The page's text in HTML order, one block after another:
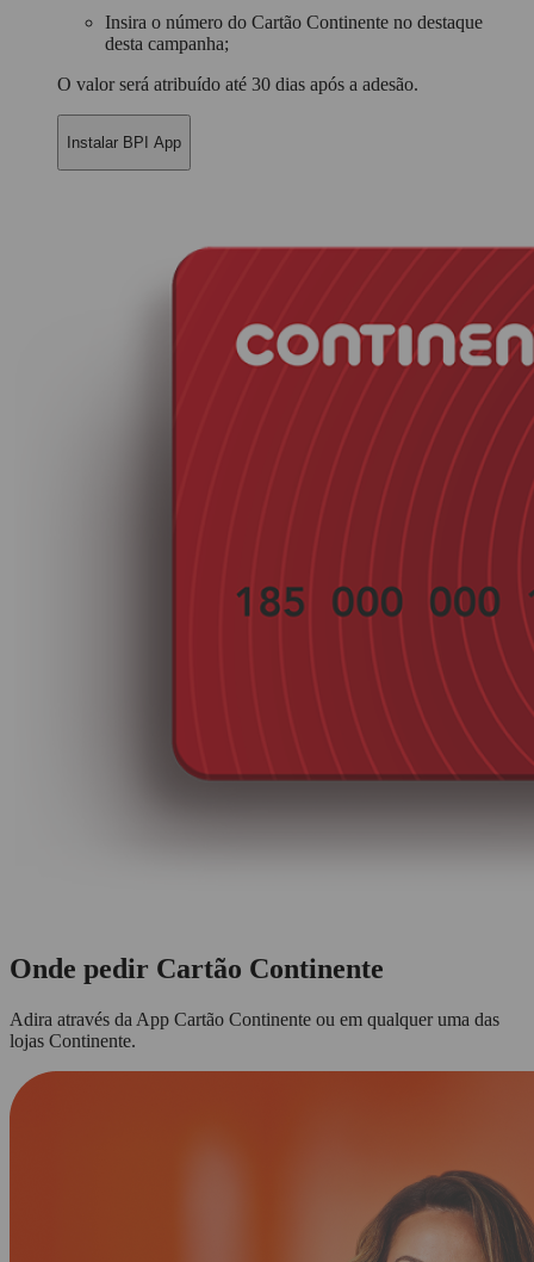
Insira o número do Cartão Continente no destaque
desta campanha;
O valor será atribuído até 30 dias após a adesão.
Instalar BPI App
Onde pedir Cartão Continente
Adira através da App Cartão Continente ou em qualquer uma das
lojas Continente.